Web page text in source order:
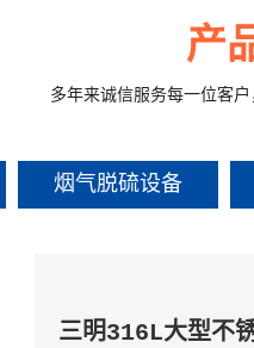
产
多年来诚信服务每一位客
烟气脱硫设备
三明316L大型不